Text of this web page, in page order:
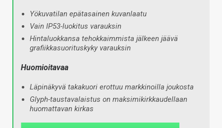
Yökuvatilan epätasainen kuvanlaatu
Vain IP53-luokitus varauksin
Hintaluokkansa tehokkaimmista jälkeen jäävä
grafiikkasuorituskyky varauksin
Huomioitavaa
Läpinäkyvä takakuori erottuu markkinoilla joukosta
Glyph-taustavalaistus on maksimikirkkaudellaan
huomattavan kirkas